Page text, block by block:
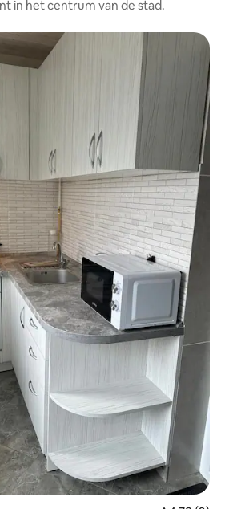
in het centrum van de stad.